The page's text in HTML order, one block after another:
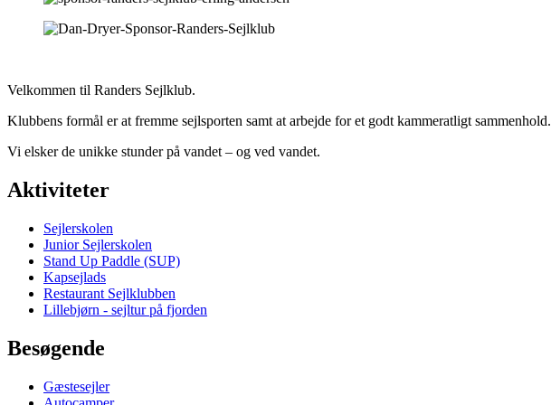
Velkommen til Randers Sejlklub.
Klubbens formål er at fremme sejlsporten samt at arbejde for et godt kammeratligt sammenhold.
Vi elsker de unikke stunder på vandet – og ved vandet.
Aktiviteter
Sejlerskolen
Junior Sejlerskolen
Stand Up Paddle (SUP)
Kapsejlads
Restaurant Sejlklubben
Lillebjørn - sejltur på fjorden
Besøgende
Gæstesejler